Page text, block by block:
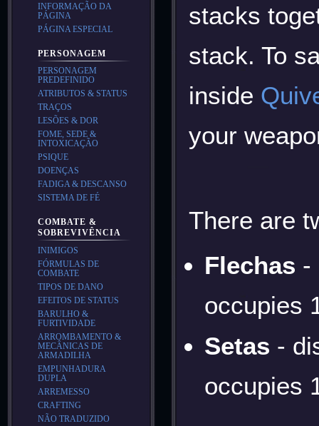
stacks
stack. To
inside
your
There are
Flechas -
occupies
Setas -
occupies
INFORMAÇÃO DA
PÁGINA
PÁGINA ESPECIAL
PERSONAGEM
PERSONAGEM
PREDEFINIDO
ATRIBUTOS & STATUS
TRAÇOS
LESÕES & DOR
FOME, SEDE &
INTOXICAÇÃO
PSIQUE
DOENÇAS
FADIGA & DESCANSO
SISTEMA DE FÉ
COMBATE &
SOBREVIVÊNCIA
INIMIGOS
FÓRMULAS DE
COMBATE
TIPOS DE DANO
EFEITOS DE STATUS
BARULHO &
FURTIVIDADE
ARROMBAMENTO &
MECÂNICAS DE
ARMADILHA
EMPUNHADURA
DUPLA
ARREMESSO
CRAFTING
NÃO TRADUZIDO